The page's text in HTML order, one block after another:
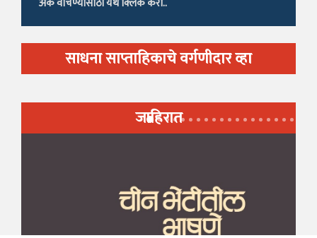
साधना साप्ताहिकाचे वर्गणीदार व्हा
जाहिरात